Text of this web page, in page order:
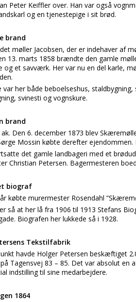
Peter Keiffler over. Han var også
og en tjenestepige i sit brød.
brand
møller Jacobsen, der er indehaver af
13. marts 1858 brændte den gamle
og et savværk. Her var nu en del karle,
var her både beboelseshus,
svinesti og vognskure.
brand
Den 6. december 1873 blev
Mossin købte derefter
det gamle landbageri med et
Christian Petersen. Bagermesteren
biograf
købte murermester Rosendahl
så at her lå fra 1906 til 1913 Stefans
Biografen her lukkede så i 1928.
Tekstilfabrik
havde Holger Petersen beskæftiget
Tagensvej 83 – 85. Det var absolut
indstilling til sine medarbejdere.
1864